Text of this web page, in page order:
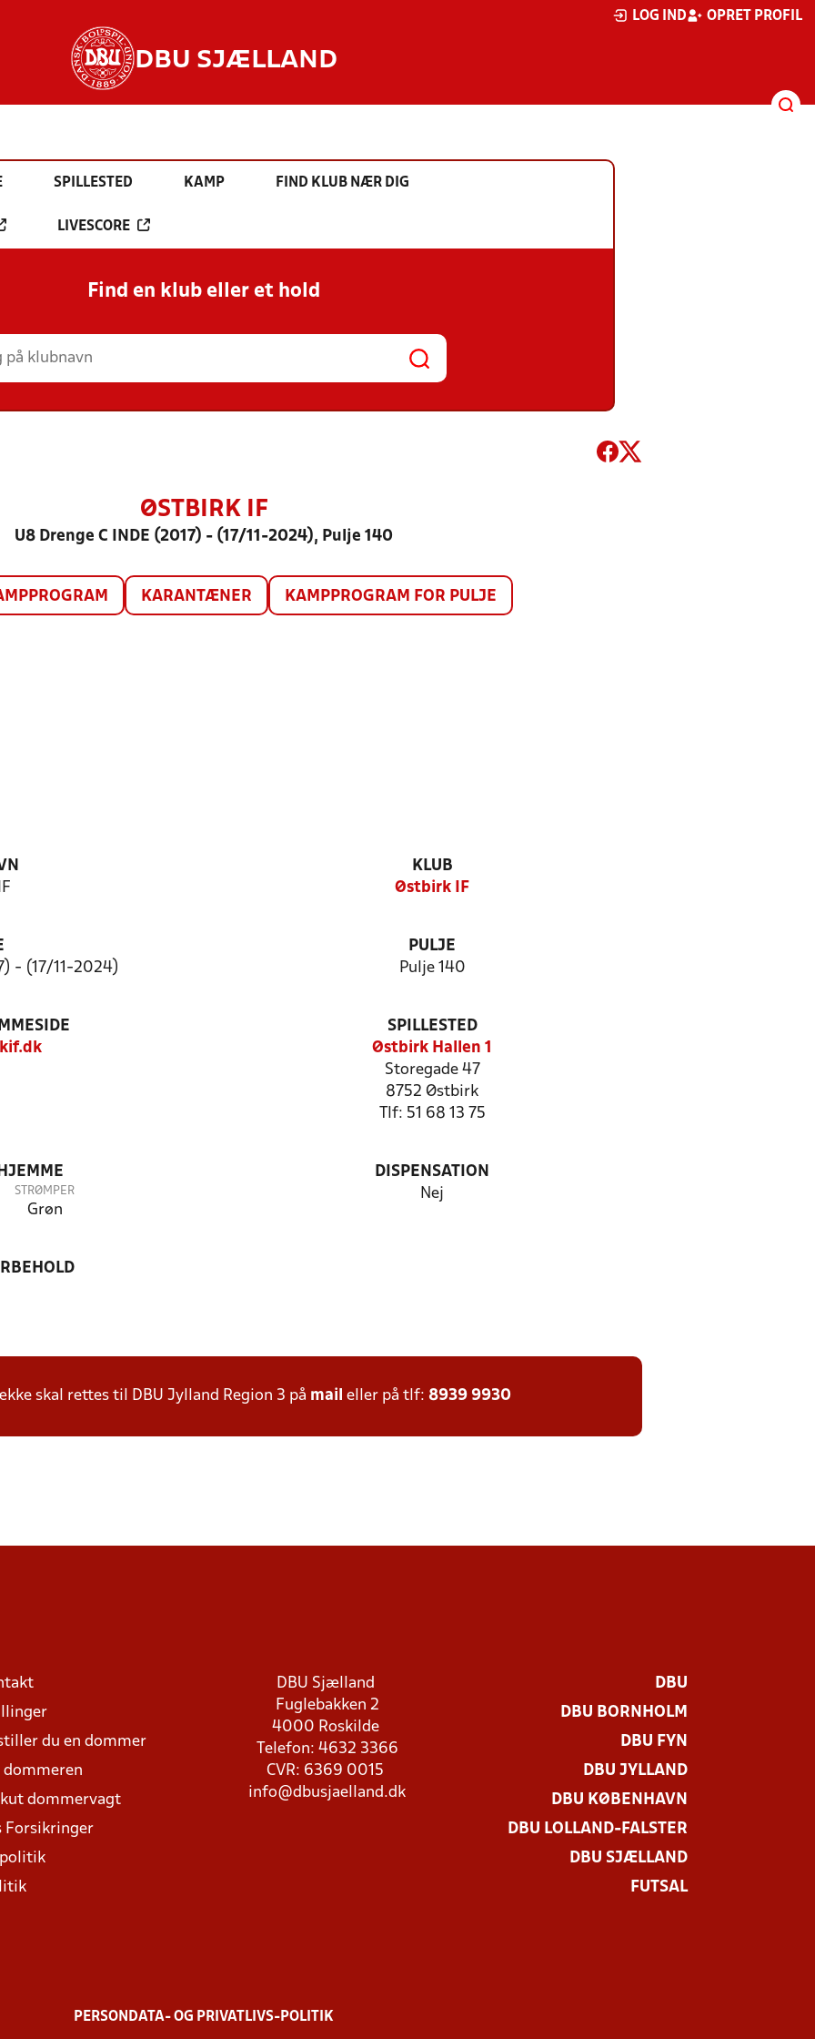
LOG IND OPRET PROFIL
DBU SJÆLLAND
SPILLESTED KAMP FIND KLUB NÆR DIG
LIVESCORE
Find en klub eller et hold
ØSTBIRK IF
U8 Drenge C INDE (2017) - (17/11-2024), Pulje 140
KARANTÆNER KAMPPROGRAM FOR PULJE
KLUB
Østbirk IF
- (17/11-2024)
PULJE
Pulje 140
SPILLESTED
Østbirk Hallen 1
Storegade 47
8752 Østbirk
Tlf: 51 68 13 75
STRØMPER
Grøn
DISPENSATION
Nej
skal rettes til DBU Jylland Region 3 på mail eller på tlf: 8939 9930
du en dommer
dommeren
dommervagt
Forsikringer
DBU Sjælland
Fuglebakken 2
4000 Roskilde
Telefon: 4632 3366
CVR: 6369 0015
info@dbusjaelland.dk
DBU
DBU BORNHOLM
DBU FYN
DBU JYLLAND
DBU KØBENHAVN
DBU LOLLAND-FALSTER
DBU SJÆLLAND
FUTSAL
PERSONDATA- OG PRIVATLIVS-POLITIK